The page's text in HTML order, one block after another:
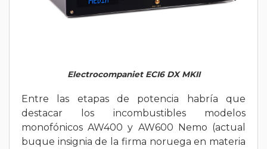
Electrocompaniet ECI6 DX MKII
Entre las etapas de potencia habría que
destacar los incombustibles modelos
monofónicos AW400 y AW600 Nemo (actual
buque insignia de la firma noruega en materia